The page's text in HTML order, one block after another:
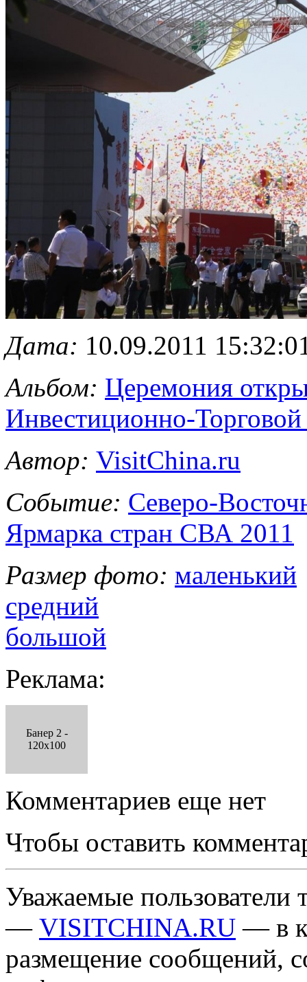
Дата: 10.09.2011
Альбом: Церемония
Инвестиционно-
Автор: VisitChina.ru
Событие: Северо-
Ярмарка стран СВА 2011
Размер фото: маленький
средний
большой
Реклама:
Банер 2 -
120x100
Комментариев еще нет
Чтобы оставить
Уважаемые пользователи
— VISITCHINA.RU — в
размещение сообщений,